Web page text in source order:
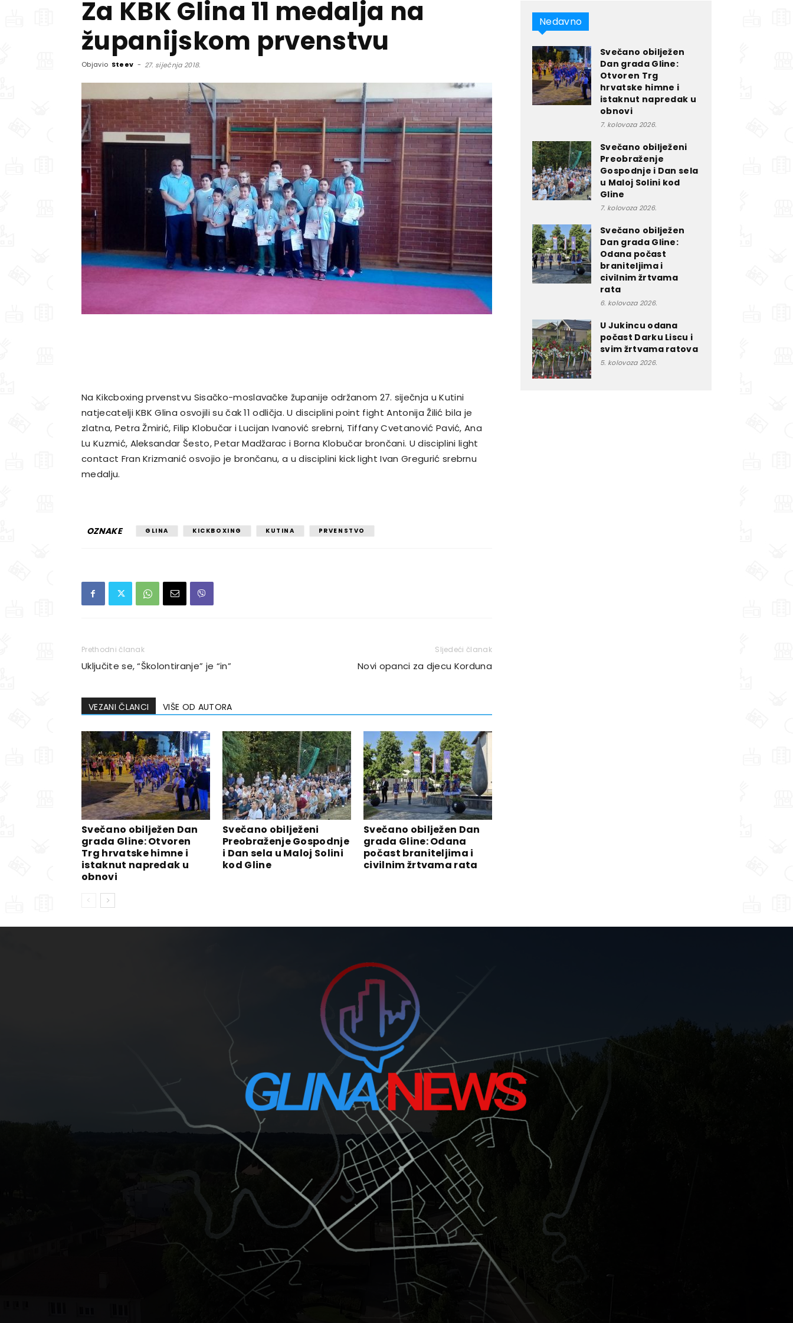
Za KBK Glina 11 medalja na
županijskom prvenstvu
Objavio Steev - 27. siječnja 2018.
Na Kikcboxing prvenstvu Sisačko-moslavačke županije održanom 27. siječnja u Kutini
natjecatelji KBK Glina osvojili su čak 11 odličja. U disciplini point fight Antonija Žilić bila je
zlatna, Petra Žmirić, Filip Klobučar i Lucijan Ivanović srebrni, Tiffany Cvetanović Pavić, Ana
Lu Kuzmić, Aleksandar Šesto, Petar Madžarac i Borna Klobučar brončani. U disciplini light
contact Fran Krizmanić osvojio je brončanu, a u disciplini kick light Ivan Gregurić srebrnu
medalju.
OZNAKE GLINA KICKBOXING KUTINA PRVENSTVO
Prethodni članak
Uključite se, “Školontiranje” je “in”
Sljedeći članak
Novi opanci za djecu Korduna
VEZANI ČLANCI VIŠE OD AUTORA
Svečano obilježen Dan
grada Gline: Otvoren
Trg hrvatske himne i
istaknut napredak u
obnovi
Svečano obilježeni
Preobraženje Gospodnje
i Dan sela u Maloj Solini
kod Gline
Svečano obilježen Dan
grada Gline: Odana
počast braniteljima i
civilnim žrtvama rata
Nedavno
Svečano obilježen
Dan grada Gline:
Otvoren Trg
hrvatske himne i
istaknut napredak u
obnovi
7. kolovoza 2026.
Svečano obilježeni
Preobraženje
Gospodnje i Dan sela
u Maloj Solini kod
Gline
7. kolovoza 2026.
Svečano obilježen
Dan grada Gline:
Odana počast
braniteljima i
civilnim žrtvama
rata
6. kolovoza 2026.
U Jukincu odana
počast Darku Liscu i
svim žrtvama ratova
5. kolovoza 2026.